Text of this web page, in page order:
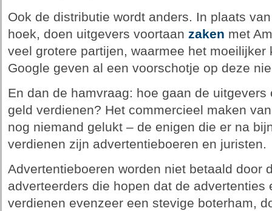
Ook de distributie wordt anders. In plaats
hoek, doen uitgevers voortaan zaken met
veel grotere partijen, waarmee het
Google geven al een voorschotje op deze
En dan de hamvraag: hoe gaan de
geld verdienen? Het commercieel maken
nog niemand gelukt – de enigen die er na
verdienen zijn advertentieboeren en juristen.
Advertentieboeren worden niet betaald door
adverteerders die hopen dat de advertenties
verdienen evenzeer een stevige boterham,